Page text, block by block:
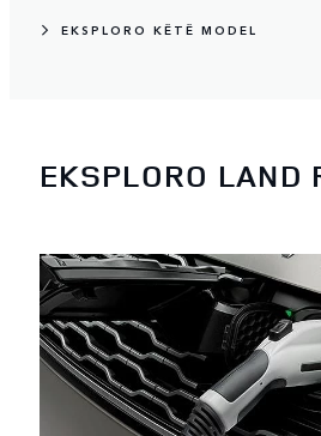
EKSPLORO KËTË MODEL
EKSPLORO LAND